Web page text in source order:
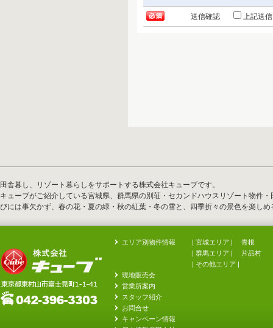
送信確認 上記送
田舎暮し、リゾート暮らしをサポートする株式会社キューブです。
キューブがご紹介している宮城県、群馬県の別荘・セカンドハウスリゾート物件
びには事欠かず、春の花・夏の緑・秋の紅葉・冬の雪と、四季折々の景色を楽し
エリア別物件情報 | 宮城エリア | 青根
| 群馬エリア |
片品村
| その他エリア |
現地販売会
営業所案内
スタッフ紹介
お問合せ
キャンペーン情報